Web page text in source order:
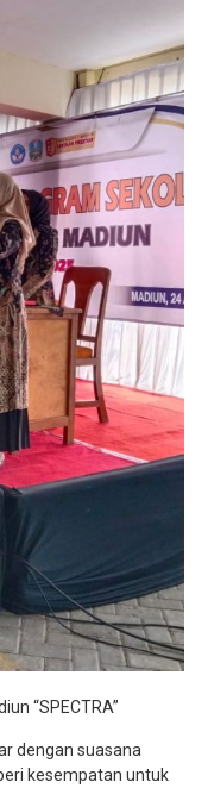
“SPECTRA”
dengan suasana
kesempatan untuk